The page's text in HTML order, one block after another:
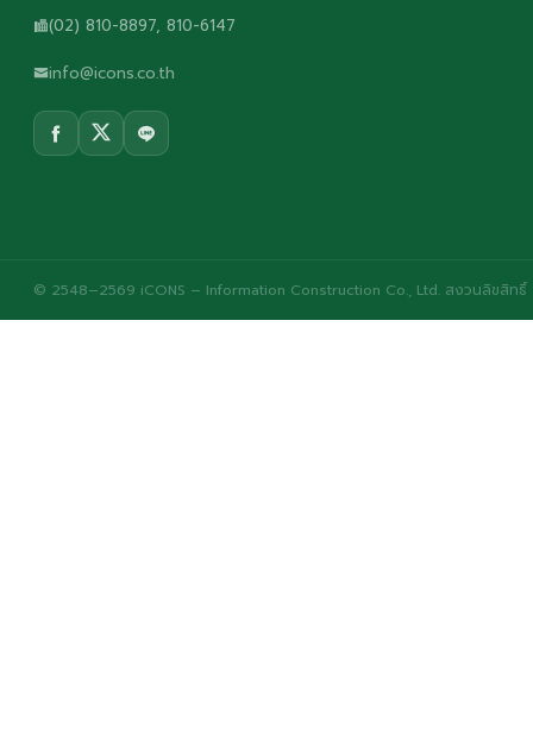
(02) 810-8897, 810-6147
info@icons.co.th
© 2548–2569 iCONS – Information Construction Co., Ltd. สงวนลิขสิทธิ์